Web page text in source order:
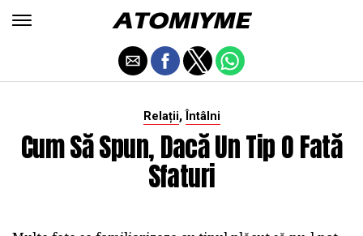
Relații, Întâlni
Cum Să Spun, Dacă Un Tip O Fată
Sfaturi